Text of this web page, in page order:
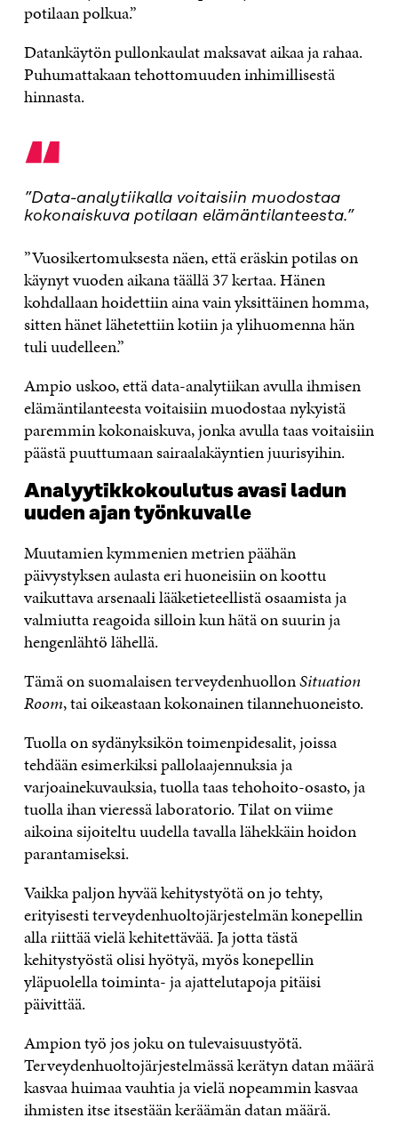
potilaan polkua.”
Datankäytön pullonkaulat maksavat aikaa ja rahaa.
Puhumattakaan tehottomuuden inhimillisestä
hinnasta.
“
”Data-analytiikalla voitaisiin muodostaa
kokonaiskuva potilaan elämäntilanteesta.”
”Vuosikertomuksesta näen, että eräskin potilas on
käynyt vuoden aikana täällä 37 kertaa. Hänen
kohdallaan hoidettiin aina vain yksittäinen homma,
sitten hänet lähetettiin kotiin ja ylihuomenna hän
tuli uudelleen.”
Ampio uskoo, että data-analytiikan avulla ihmisen
elämäntilanteesta voitaisiin muodostaa nykyistä
paremmin kokonaiskuva, jonka avulla taas voitaisiin
päästä puuttumaan sairaalakäyntien juurisyihin.
Analyytikkokoulutus avasi ladun
uuden ajan työnkuvalle
Muutamien kymmenien metrien päähän
päivystyksen aulasta eri huoneisiin on koottu
vaikuttava arsenaali lääketieteellistä osaamista ja
valmiutta reagoida silloin kun hätä on suurin ja
hengenlähtö lähellä.
Tämä on suomalaisen terveydenhuollonSituation
Room, tai oikeastaan kokonainen tilannehuoneisto.
Tuolla on sydänyksikön toimenpidesalit, joissa
tehdään esimerkiksi pallolaajennuksia ja
varjoainekuvauksia, tuolla taas tehohoito-osasto, ja
tuolla ihan vieressä laboratorio. Tilat on viime
aikoina sijoiteltu uudella tavalla lähekkäin hoidon
parantamiseksi.
Vaikka paljon hyvää kehitystyötä on jo tehty,
erityisesti terveydenhuoltojärjestelmän konepellin
alla riittää vielä kehitettävää. Ja jotta tästä
kehitystyöstä olisi hyötyä, myös konepellin
yläpuolella toiminta- ja ajattelutapoja pitäisi
päivittää.
Ampion työ jos joku on tulevaisuustyötä.
Terveydenhuoltojärjestelmässä kerätyn datan määrä
kasvaa huimaa vauhtia ja vielä nopeammin kasvaa
ihmisten itse itsestään keräämän datan määrä.